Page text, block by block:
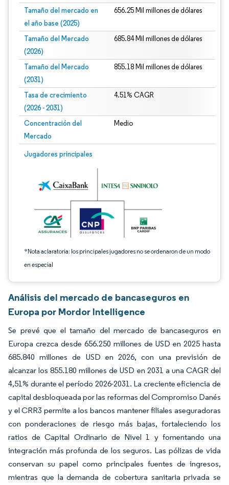
Tamaño del mercado en
el año base (2025)
656.25 Mil millones de dólares
Tamaño del Mercado
(2026)
685.84 Mil millones de dólares
Tamaño del Mercado
(2031)
855.18 Mil millones de dólares
Tasa de crecimiento
(2026 - 2031)
4.51% CAGR
Concentración del
Mercado
Medio
Jugadores principales
*Nota aclaratoria: los principales jugadores no se ordenaron de un modo
en especial
Imagen © Mordor Intelligence. El uso requiere atribución según CC BY 4.0.
Análisis del mercado de bancaseguros en
Europa por Mordor Intelligence
Se prevé que el tamaño del mercado de bancaseguros en
Europa crezca desde 656.250 millones de USD en 2025 hasta
685.840 millones de USD en 2026, con una previsión de
alcanzar los 855.180 millones de USD en 2031 a una CAGR del
4,51% durante el período 2026-2031. La creciente eficiencia de
capital desbloqueada por las reformas del Compromiso Danés
y el CRR3 permite a los bancos mantener filiales aseguradoras
con ponderaciones de riesgo más bajas, fortaleciendo los
ratios de Capital Ordinario de Nivel 1 y fomentando una
integración más profunda de los seguros. Las pólizas de vida
conservan su papel como principales fuentes de ingresos,
mientras que la demanda de cobertura sanitaria privada se